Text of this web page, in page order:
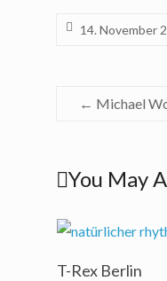
14. November
← Michael
You May
T-Rex Berlin